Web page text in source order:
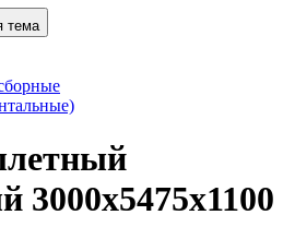
тема
3000x5475x1100